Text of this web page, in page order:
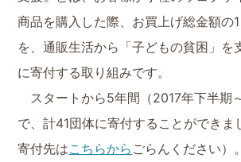
商品を購入した際、お買上げ総金額の
を、通販生活から「子どもの貧困」を
に寄付する取り組みです。
スタートから5年間（2017年下半期
で、計41団体に寄付することができま
寄付先はこちらから ごらんください）。